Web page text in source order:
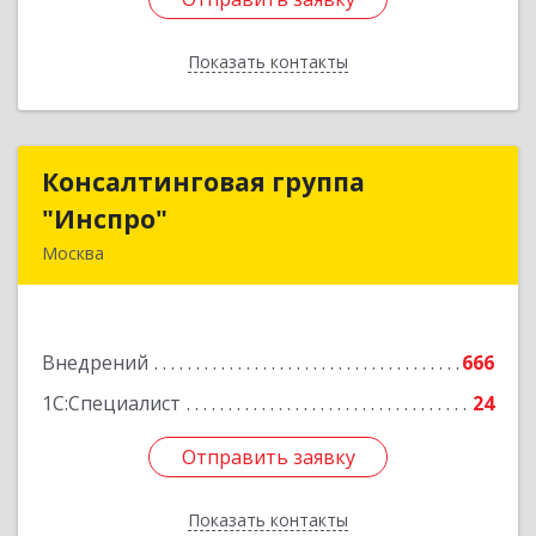
Показать контакты
Назад
Консалтинговая группа
"Инспро"
Москва
Внедрений
666
1С:Специалист
24
Отправить заявку
Показать контакты
Консалтинговая группа
Подробнее
Отправить заявку
Назад